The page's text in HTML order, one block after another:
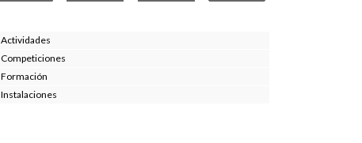
Actividades
Competiciones
Formación
Instalaciones